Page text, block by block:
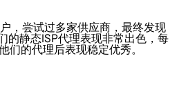
，尝试过多家供应商，最终发现
的静态ISP代理表现非常出色，每
们的代理后表现稳定优秀。